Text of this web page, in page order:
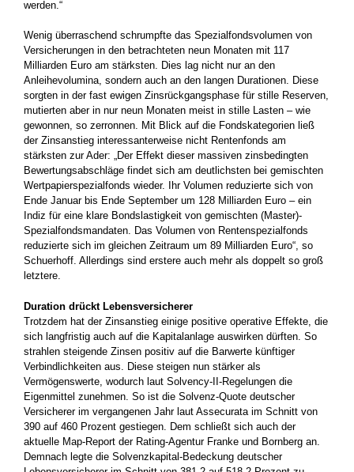
werden.“
Wenig überraschend schrumpfte das Spezialfondsvolumen von
Versicherungen in den betrachteten neun Monaten mit 117
Milliarden Euro am stärksten. Dies lag nicht nur an den
Anleihevolumina, sondern auch an den langen Durationen. Diese
sorgten in der fast ewigen Zinsrückgangsphase für stille Reserven,
mutierten aber in nur neun Monaten meist in stille Lasten – wie
gewonnen, so zerronnen. Mit Blick auf die Fondskategorien ließ
der Zinsanstieg interessanterweise nicht Rentenfonds am
stärksten zur Ader: „Der Effekt dieser massiven zinsbedingten
Bewertungsabschläge findet sich am deutlichsten bei gemischten
Wertpapierspezialfonds wieder. Ihr Volumen reduzierte sich von
Ende Januar bis Ende September um 128 Milliarden Euro – ein
Indiz für eine klare Bondslastigkeit von gemischten (Master)-
Spezialfondsmandaten. Das Volumen von Rentenspezialfonds
reduzierte sich im gleichen Zeitraum um 89 Milliarden Euro“, so
Schuerhoff. Allerdings sind erstere auch mehr als doppelt so groß
letztere.
Duration drückt Lebensversicherer
Trotzdem hat der Zinsanstieg einige positive operative Effekte, die
sich langfristig auch auf die Kapitalanlage auswirken dürften. So
strahlen steigende Zinsen positiv auf die Barwerte künftiger
Verbindlichkeiten aus. Diese steigen nun stärker als
Vermögenswerte, wodurch laut Solvency-II-Regelungen die
Eigenmittel zunehmen. So ist die Solvenz-Quote deutscher
Versicherer im vergangenen Jahr laut Assecurata im Schnitt von
390 auf 460 Prozent gestiegen. Dem schließt sich auch der
aktuelle Map-Report der Rating-Agentur Franke und Bornberg an.
Demnach legte die Solvenzkapital-Bedeckung deutscher